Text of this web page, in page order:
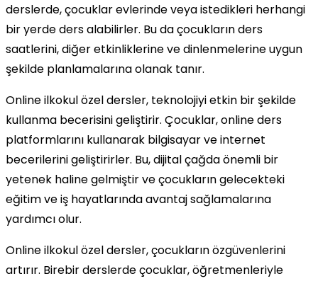
derslerde, çocuklar evlerinde veya istedikleri herhangi
bir yerde ders alabilirler. Bu da çocukların ders
saatlerini, diğer etkinliklerine ve dinlenmelerine uygun
şekilde planlamalarına olanak tanır.
Online ilkokul özel dersler, teknolojiyi etkin bir şekilde
kullanma becerisini geliştirir. Çocuklar, online ders
platformlarını kullanarak bilgisayar ve internet
becerilerini geliştirirler. Bu, dijital çağda önemli bir
yetenek haline gelmiştir ve çocukların gelecekteki
eğitim ve iş hayatlarında avantaj sağlamalarına
yardımcı olur.
Online ilkokul özel dersler, çocukların özgüvenlerini
artırır. Birebir derslerde çocuklar, öğretmenleriyle